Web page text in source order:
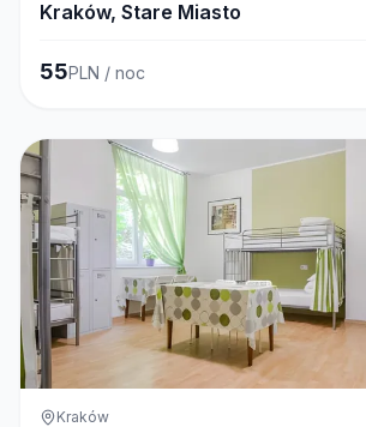
Kraków, Stare Miasto
55PLN / noc
Kraków